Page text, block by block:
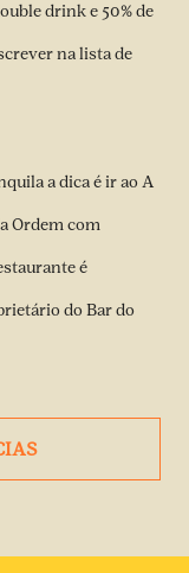
drink e 50% de
na lista de
a dica é ir ao A
Ordem com
é
do Bar do